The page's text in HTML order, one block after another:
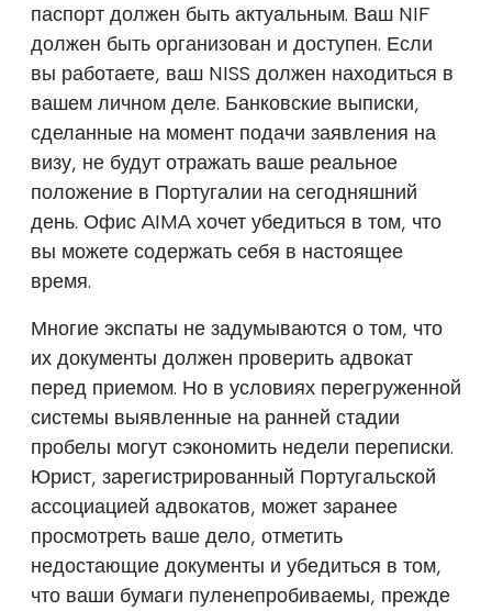
паспорт должен быть актуальным. Ваш NIF
должен быть организован и доступен. Если
вы работаете, ваш NISS должен находиться в
вашем личном деле. Банковские выписки,
сделанные на момент подачи заявления на
визу, не будут отражать ваше реальное
положение в Португалии на сегодняшний
день. Офис AIMA хочет убедиться в том, что
вы можете содержать себя в настоящее
время.
Многие экспаты не задумываются о том, что
их документы должен проверить адвокат
перед приемом. Но в условиях перегруженной
системы выявленные на ранней стадии
пробелы могут сэкономить недели переписки.
Юрист, зарегистрированный Португальской
ассоциацией адвокатов, может заранее
просмотреть ваше дело, отметить
недостающие документы и убедиться в том,
что ваши бумаги пуленепробиваемы, прежде